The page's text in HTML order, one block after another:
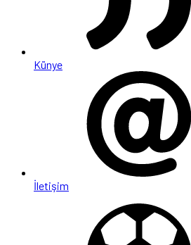
Künye
İletişim